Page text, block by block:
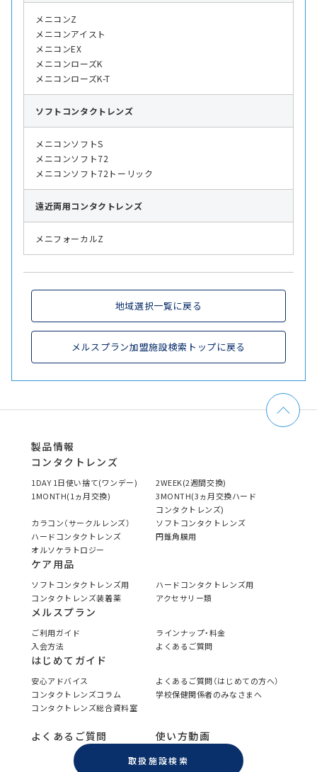
メニコンZ
メニコンアイスト
メニコンEX
メニコンローズK
メニコンローズK-T
ソフト コンタクトレンズ
メニコンソフトS
メニコンソフト72
メニコンソフト72トーリック
遠近両用コンタクトレンズ
メニフォーカルZ
地域選択一覧に戻る
メルスプラン加盟施設検索トップに戻る
製品情報
コンタクトレンズ
1DAY 1日使い捨て(ワンデー)
2WEEK(2週間交換)
1MONTH(1ヵ月交換)
3MONTH(3ヵ月交換ハード
コンタクトレンズ)
カラコン（サークルレンズ）
ソフトコンタクトレンズ
ハードコンタクトレンズ
円錐角膜用
オルソケラトロジー
ケア用品
ソフトコンタクトレンズ用
ハードコンタクトレンズ用
コンタクトレンズ装着薬
アクセサリー類
メルスプラン
ご利用ガイド
ラインナップ・料金
入会方法
よくあるご質問
はじめてガイド
安心アドバイス
よくあるご質問（はじめての方へ）
コンタクトレンズコラム
学校保健関係者のみなさまへ
コンタクトレンズ総合資料室
よくあるご質問 使い方動画
取扱施設検索